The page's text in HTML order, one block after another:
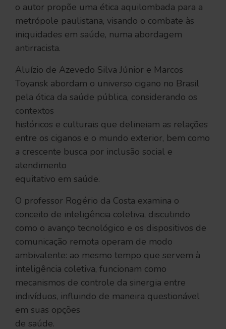
o autor propõe uma ética aquilombada para a
metrópole paulistana, visando o combate às
iniquidades em saúde, numa abordagem
antirracista.
Aluízio de Azevedo Silva Júnior e Marcos
Toyansk abordam o universo cigano no Brasil
pela ótica da saúde pública, considerando os
contextos
históricos e culturais que delineiam as relações
entre os ciganos e o mundo exterior, bem como
a crescente busca por inclusão social e
atendimento
equitativo em saúde.
O professor Rogério da Costa examina o
conceito de inteligência coletiva, discutindo
como o avanço tecnológico e os dispositivos de
comunicação remota operam de modo
ambivalente: ao mesmo tempo que servem à
inteligência coletiva, funcionam como
mecanismos de controle da sinergia entre
indivíduos, influindo de maneira questionável
em suas opções
de saúde.